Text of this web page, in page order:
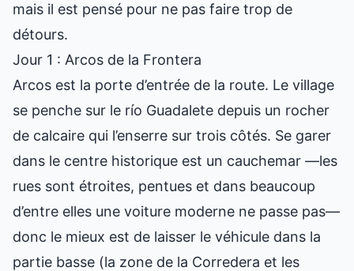
mais il est pensé pour ne pas faire trop de
détours.
Jour 1 : Arcos de la Frontera
Arcos est la porte d’entrée de la route. Le village
se penche sur le río Guadalete depuis un rocher
de calcaire qui l’enserre sur trois côtés. Se garer
dans le centre historique est un cauchemar —les
rues sont étroites, pentues et dans beaucoup
d’entre elles une voiture moderne ne passe pas—
donc le mieux est de laisser le véhicule dans la
partie basse (la zone de la Corredera et les